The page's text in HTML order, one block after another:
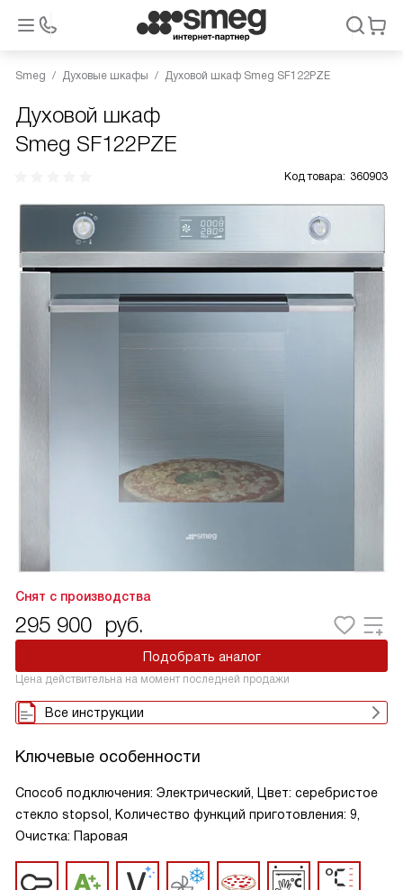
Smeg Духовые шкафы Духовой шкаф Smeg SF122PZE
Духовой шкаф
Smeg SF122PZE
Код товара: 360903
Снят с производства
295 900 руб.
Подобрать аналог
Цена действительна на момент последней продажи
Все инструкции
Ключевые особенности
Способ подключения: Электрический, Цвет: серебристое
стекло stopsol, Количество функций приготовления: 9,
Очистка: Паровая